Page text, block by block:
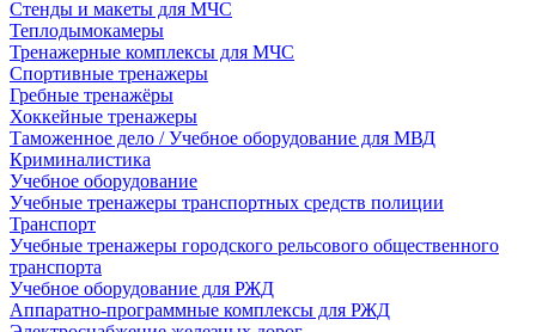
Стенды и макеты для МЧС
Теплодымокамеры
Тренажерные комплексы для МЧС
Спортивные тренажеры
Гребные тренажёры
Хоккейные тренажеры
Таможенное дело / Учебное оборудование для МВД
Криминалистика
Учебное оборудование
Учебные тренажеры транспортных средств полиции
Транспорт
Учебные тренажеры городского рельсового общественного
транспорта
Учебное оборудование для РЖД
Аппаратно-программные комплексы для РЖД